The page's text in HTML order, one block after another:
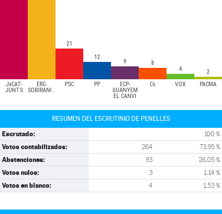
JxCAT-
JUNTS
ERC-
SOBIRANISTES
PSC PP
ECP-
GUANYEM
EL CANVI
Cs VOX PACMA
21
12
9
8
4
2
RESUMEN DEL ESCRUTINIO DE PENELLES
Escrutado: 100 %
Votos contabilizados: 264 73,95 %
Abstenciones: 93 26,05 %
Votos nulos: 3 1,14 %
Votos en blanco: 4 1,53 %